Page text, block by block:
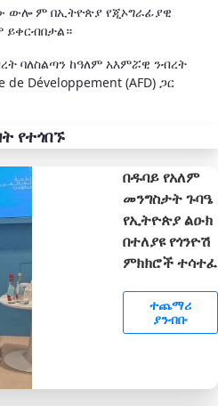
ውሎ ም በኢትዮጵያ የጂኦግራፊያዊ
ይቀርብበታል።
ባለስልጣን ከዓለም አእምሯዊ ንብረት
Développement (AFD) ጋር
የተጎበኙ
በዱባይ የአለም
መንግስታት ጉባዔ
የኢትዮጵያ ልዑክ
በተለያዩ የጎንዮሽ
ምክክሮች ተሳተፈ
ተጨማሪ
ያንብቡ